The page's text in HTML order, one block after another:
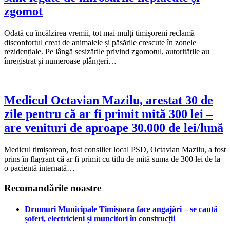
zgomot
Odată cu încălzirea vremii, tot mai mulți timișoreni reclamă
disconfortul creat de animalele și păsările crescute în zonele
rezidențiale. Pe lângă sesizările privind zgomotul, autoritățile au
înregistrat și numeroase plângeri…
Medicul Octavian Mazilu, arestat 30 de
zile pentru că ar fi primit mită 300 lei –
are venituri de aproape 30.000 de lei/lună
Medicul timișorean, fost consilier local PSD, Octavian Mazilu, a fost
prins în flagrant că ar fi primit cu titlu de mită suma de 300 lei de la
o pacientă internată…
Recomandările noastre
Drumuri Municipale Timișoara face angajări – se caută
șoferi, electricieni și muncitori în construcții